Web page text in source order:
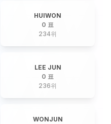
HUIWON
0 표
234위
LEE JUN
0 표
236위
WONJUN